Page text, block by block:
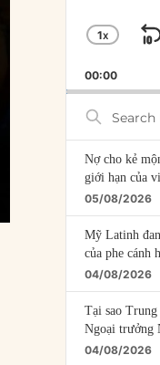
RATE
1X
00:00
Search
Episodes
Nợ cho kẻ
giới hạn của
05/08/2026
Mỹ Latinh
của phe cánh
04/08/2026
Tại sao
Ngoại trưởng
04/08/2026